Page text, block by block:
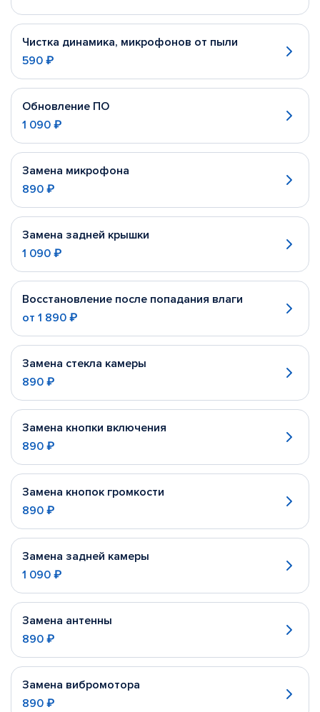
Чистка динамика, микрофонов от пыли
590 ₽
Обновление ПО
1 090 ₽
Замена микрофона
890 ₽
Замена задней крышки
1 090 ₽
Восстановление после попадания влаги
от 1 890 ₽
Замена стекла камеры
890 ₽
Замена кнопки включения
890 ₽
Замена кнопок громкости
890 ₽
Замена задней камеры
1 090 ₽
Замена антенны
890 ₽
Замена вибромотора
890 ₽